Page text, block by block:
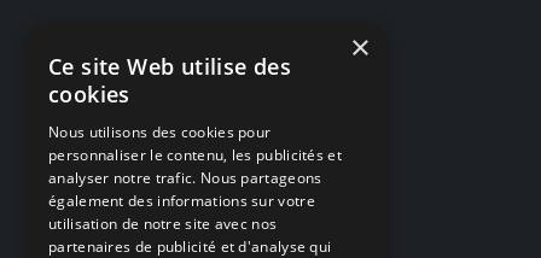
Navigation
Créations Web
Alarmes & Caméras
Articles / Blog
×
Ce site Web utilise des
cookies
Nous utilisons des cookies pour
personnaliser le contenu, les publicités et
analyser notre trafic. Nous partageons
également des informations sur votre
utilisation de notre site avec nos
partenaires de publicité et d'analyse qui